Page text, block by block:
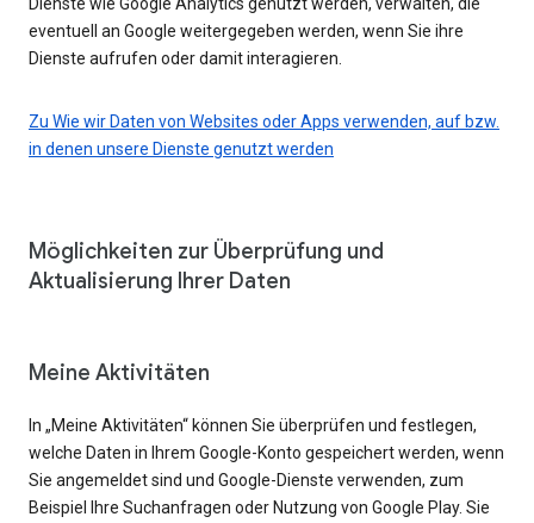
eventuell an Google weitergegeben werden, wenn Sie ihre
Dienste aufrufen oder damit interagieren.
Zu Wie wir Daten von Websites oder Apps verwenden, auf bzw.
in denen unsere Dienste genutzt werden
Möglichkeiten zur Überprüfung und
Aktualisierung Ihrer Daten
Meine Aktivitäten
In „Meine Aktivitäten“ können Sie überprüfen und festlegen,
welche Daten in Ihrem Google-Konto gespeichert werden, wenn
Sie angemeldet sind und Google-Dienste verwenden, zum
Beispiel Ihre Suchanfragen oder Nutzung von Google Play. Sie